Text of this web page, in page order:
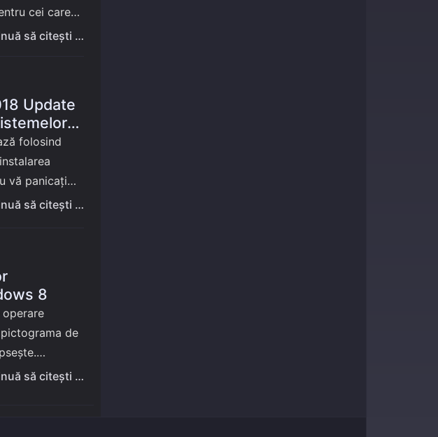
cei care
de parcurs
să citești …
Update
folosind
vă panicați
virus, ci de
să citești …
8
de
a versiunilor
să citești …